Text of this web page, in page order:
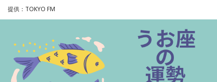
持ちますよ。山本五十六ですよね」
上念 「1年や2年なら持たせてみせるみたいなね」
東京・池袋占い館セレーネ所属。メッセージ性の高い鑑定は
で個性が輝けるような占いを発信中。Yahoo!占い「マザー占
術」など数多くのコンテンツもリリース。
Webサイト： https://selene-uranai.com/
オンライン占いセレーネ： https://online-uranai.jp/
提供：TOKYO FM